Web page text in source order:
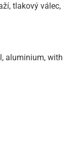
tlakový válec,
aluminium, with